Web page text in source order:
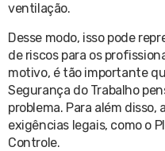
ventilação.
Desse modo, isso pode
de riscos para os
motivo, é tão importante
Segurança do Trabalho
problema. Para além disso,
exigências legais, como o
Controle.